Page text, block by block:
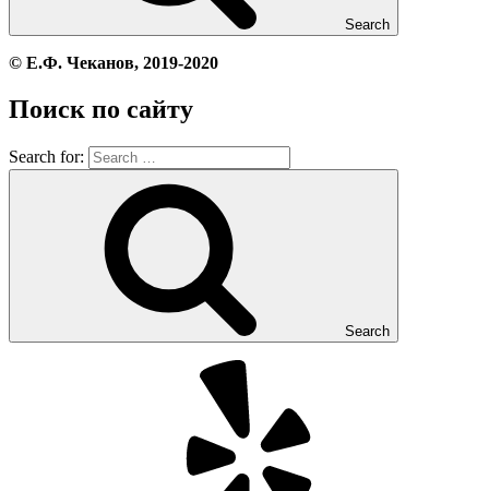
Search
© Е.Ф. Чеканов, 2019-2020
Поиск по сайту
Search for:
Search